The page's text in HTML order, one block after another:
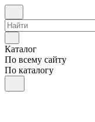
Каталог
По всему сайту
По каталогу